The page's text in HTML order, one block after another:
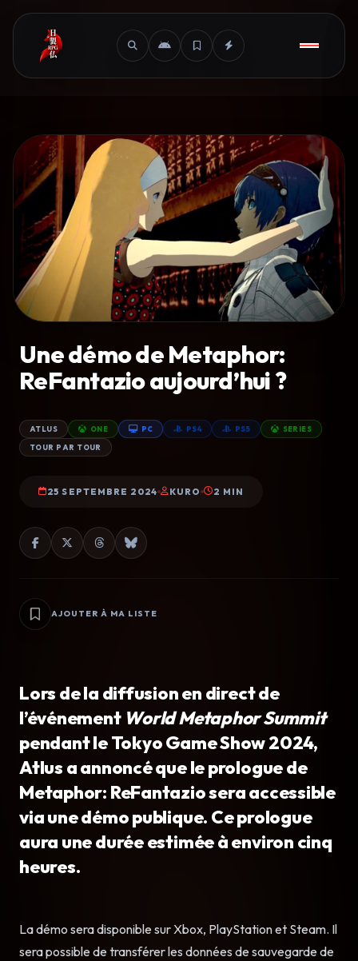
Une démo de Metaphor:
ReFantazio aujourd’hui ?
ATLUS ONE PC PS4 PS5 SERIES
TOUR PAR TOUR
25 SEPTEMBRE 2024 KURO 2 MIN
AJOUTER À MA LISTE
Lors de la diffusion en direct de
l’événement World Metaphor Summit
pendant le Tokyo Game Show 2024,
Atlus a annoncé que le prologue de
Metaphor: ReFantazio sera accessible
via une démo publique. Ce prologue
aura une durée estimée à environ cinq
heures.
La démo sera disponible sur Xbox, PlayStation et Steam. Il
sera possible de transférer les données de sauvegarde de